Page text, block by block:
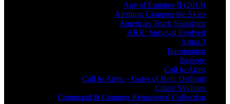
Age of Empires II (2013)
Airships: Conquer the Skies
American Truck Simulator
ARK: Survival Evolved
Arma 3
Barotrauma
Besiege
Call to Arms
Call to Arms – Gates of Hell: Ostfront
Cities: Skylines
Command & Conquer Remastered Collection